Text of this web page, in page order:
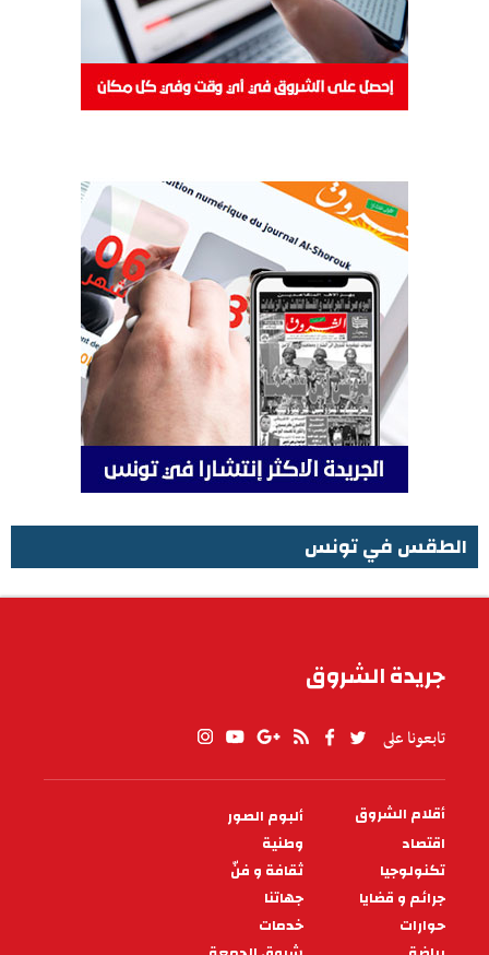
الطقس في تونس
جريدة الشروق
تابعونا على
PIED
DE
PAGE
أقلام الشروق
ألبوم الصور
اقتصاد
وطنية
تكنولوجيا
ثقافة و فنّ
جرائم و قضايا
جهاتنا
حوارات
خدمات